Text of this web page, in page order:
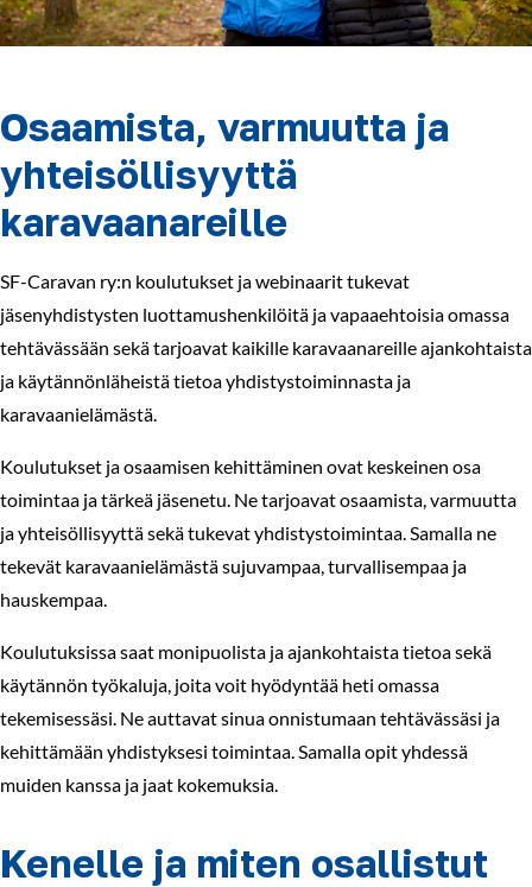
Osaamista, varmuutta ja
yhteisöllisyyttä
karavaanareille
SF-Caravan ry:n koulutukset ja webinaarit tukevat
jäsenyhdistysten luottamushenkilöitä ja vapaaehtoisia omassa
tehtävässään sekä tarjoavat kaikille karavaanareille ajankohtaista
ja käytännönläheistä tietoa yhdistystoiminnasta ja
karavaanielämästä.
Koulutukset ja osaamisen kehittäminen ovat keskeinen osa
toimintaa ja tärkeä jäsenetu. Ne tarjoavat osaamista, varmuutta
ja yhteisöllisyyttä sekä tukevat yhdistystoimintaa. Samalla ne
tekevät karavaanielämästä sujuvampaa, turvallisempaa ja
hauskempaa.
Koulutuksissa saat monipuolista ja ajankohtaista tietoa sekä
käytännön työkaluja, joita voit hyödyntää heti omassa
tekemisessäsi. Ne auttavat sinua onnistumaan tehtävässäsi ja
kehittämään yhdistyksesi toimintaa. Samalla opit yhdessä
muiden kanssa ja jaat kokemuksia.
Kenelle ja miten osallistut